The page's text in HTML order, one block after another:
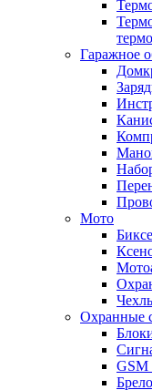
Гаражное
Мото
Охранные
GSM